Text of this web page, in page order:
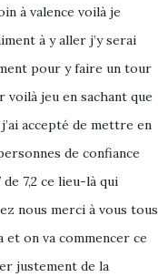
à valence voilà je
à y aller j’y serai
pour y faire un tour
jeu en sachant que
accepté de mettre en
de confiance
7,2 ce lieu-là qui
nous merci à vous tous
on va commencer ce
justement de la